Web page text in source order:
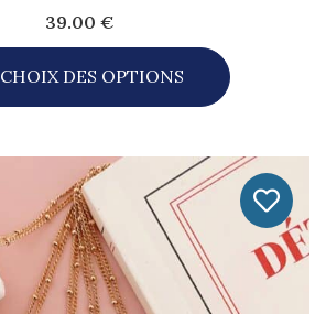
39.00 €
CHOIX DES OPTIONS
A
Plusieurs
Variations.
Les
Options